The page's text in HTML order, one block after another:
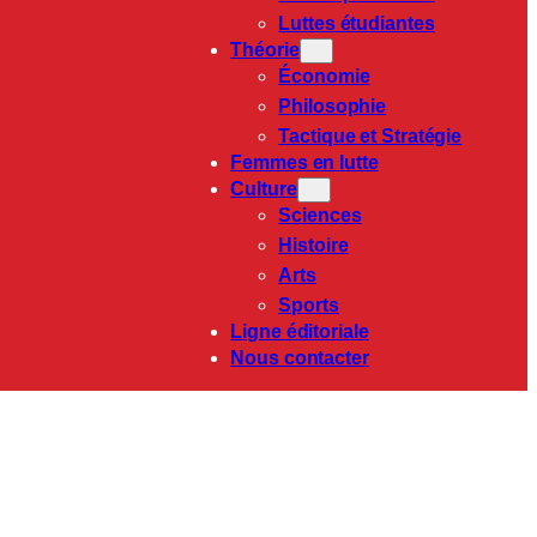
Luttes étudiantes
Théorie
Économie
Philosophie
Tactique et Stratégie
Femmes en lutte
Culture
Sciences
Histoire
Arts
Sports
Ligne éditoriale
Nous contacter